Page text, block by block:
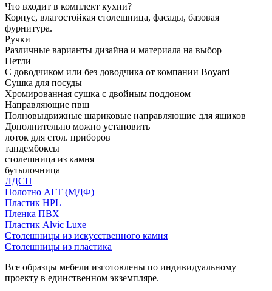
Что входит в комплект кухни?
Корпус, влагостойкая столешница, фасады, базовая
фурнитура.
Ручки
Различные варианты дизайна и материала на выбор
Петли
С доводчиком или без доводчика от компании Boyard
Сушка для посуды
Хромированная сушка с двойным поддоном
Направляющие пвш
Полновыдвижные шариковые направляющие для ящиков
Дополнительно можно установить
лоток для стол. приборов
тандембоксы
столешница из камня
бутылочница
ЛДСП
Полотно АГТ (МДФ)
Пластик HPL
Пленка ПВХ
Пластик Alvic Luxe
Столешницы из искусственного камня
Столешницы из пластика
Все образцы мебели изготовлены по индивидуальному
проекту в единственном экземпляре.